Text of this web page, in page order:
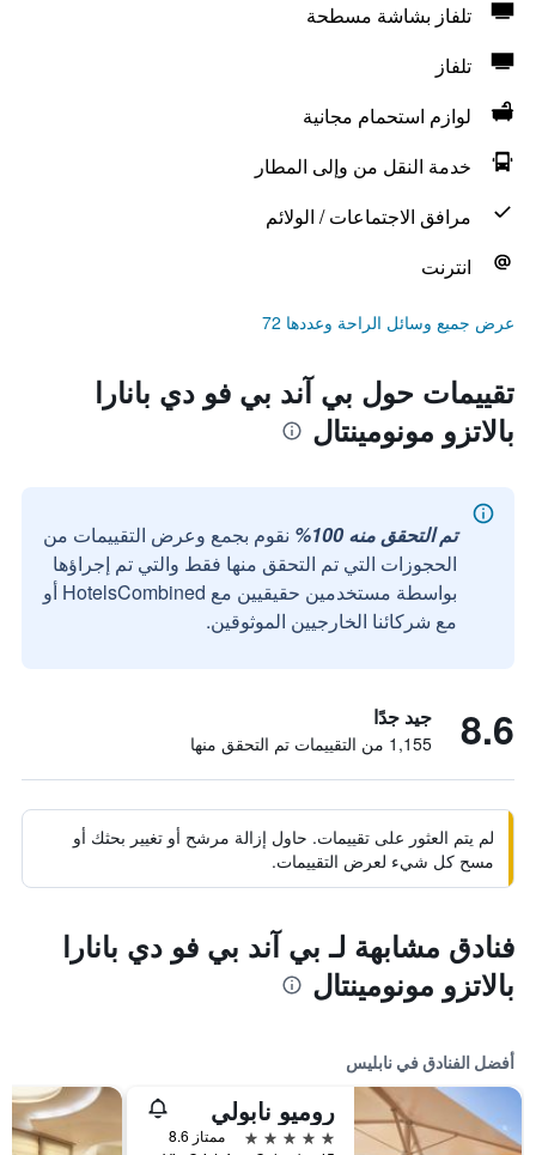
تلفاز بشاشة مسطحة
تلفاز
لوازم استحمام مجانية
خدمة النقل من وإلى المطار
مرافق الاجتماعات / الولائم
انترنت
عرض جميع وسائل الراحة وعددها 72
تقييمات حول بي آند بي فو دي بانارا
بالاتزو مونومينتال
تم التحقق منه 100%
نقوم بجمع وعرض التقييمات من
الحجوزات التي تم التحقق منها فقط والتي تم إجراؤها
بواسطة مستخدمين حقيقيين مع HotelsCombined أو
مع شركائنا الخارجيين الموثوقين.
8.6 جيد جدًا
1,155 من التقييمات تم التحقق منها
لم يتم العثور على تقييمات. حاول إزالة مرشح أو تغيير بحثك أو
مسح كل شيء لعرض التقييمات.
فنادق مشابهة لـ بي آند بي فو دي بانارا
بالاتزو مونومينتال
أفضل الفنادق في نابليس
روميو نابولي
5 نجوم
ممتاز 8.6